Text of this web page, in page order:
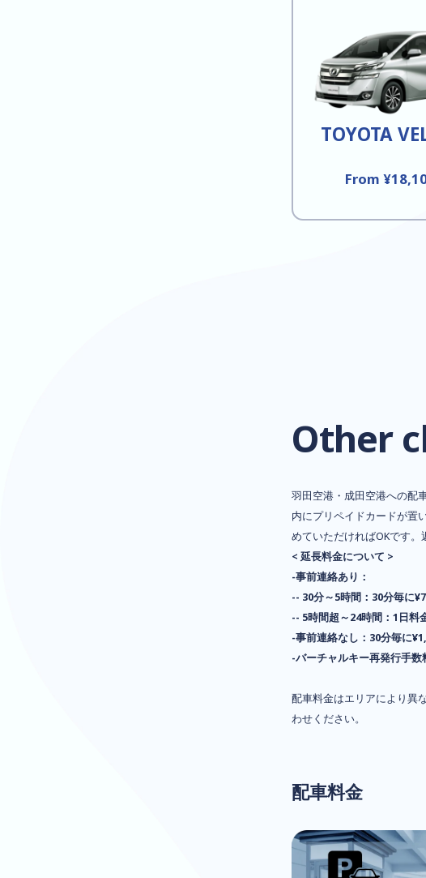
TOYOTA
From
Other
羽田空港・成田空港への配
内にプリペイドカードが置
めていただければOKです
< 延長料金について >
-事前連絡あり：
-- 30分～5時間：30分毎に
-- 5時間超～24時間：1日料
-事前連絡なし：30分毎に
-バーチャルキー再発行手数
配車料金はエリアにより異
わせください。
配車料金